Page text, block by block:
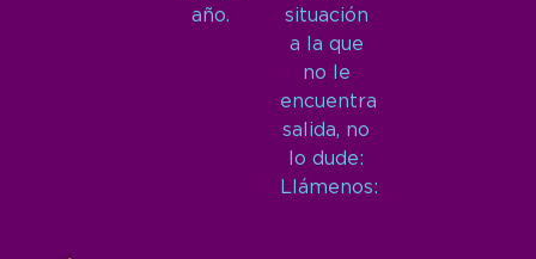
año.
situación
a la que
no le
encuentra
salida, no
lo dude:
Llámenos: